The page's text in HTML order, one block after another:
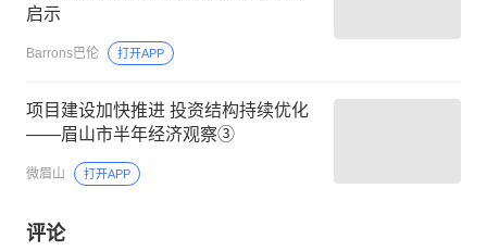
启示
Barrons巴伦 打开APP
项目建设加快推进 投资结构持续优化
——眉山市半年经济观察③
微眉山 打开APP
评论